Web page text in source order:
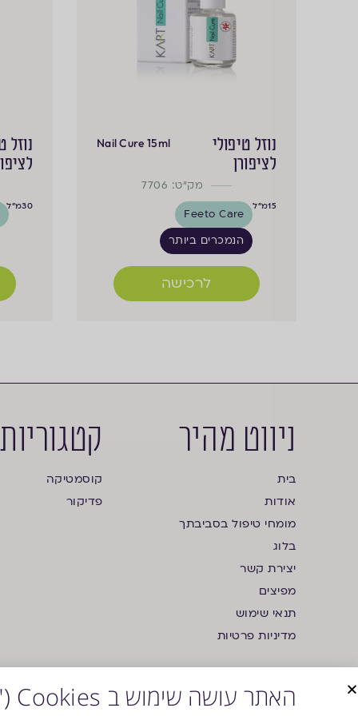
נוזל טיפולי
לציפורן
Nail Cure 15ml
מק"ט: 7706
15מ"ל
Feeto Care
הנמכרים ביותר
לרכישה
נוזל
30מ"ל
ניווט מהיר
בית
אודות
מומחי טיפול בסביבתך
בלוג
יצירת קשר
מפיצים
תנאי שימוש
מדיניות פרטיות
קטגוריות
קוסמטיקה
פדיקור
האתר עושה שימוש ב Cookies ("עוגיות")